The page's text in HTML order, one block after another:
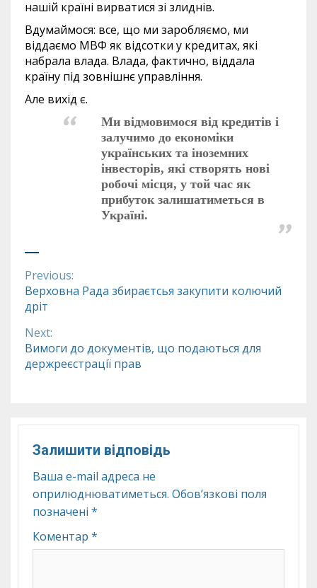
нашій країні вирватися зі злиднів.
Вдумаймося: все, що ми заробляємо, ми
віддаємо МВФ як відсотки у кредитах, які
набрала влада. Влада, фактично, віддала
країну під зовнішнє управління.
Але вихід є.
Ми відмовимося від кредитів і
залучимо до економіки
українських та іноземних
інвесторів, які створять нові
робочі місця, у той час як
прибуток залишатиметься в
Україні.
Continue
Reading
Previous:
Верховна Рада збираєтсья закупити колючий
дріт
Next:
Вимоги до документів, що подаються для
держреєстрації прав
Залишити відповідь
Ваша e-mail адреса не
оприлюднюватиметься. Обов’язкові поля
позначені *
Коментар *